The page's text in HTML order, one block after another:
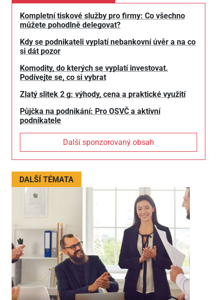
Kompletní tiskové služby pro firmy: Co všechno
můžete pohodlně delegovat?
Kdy se podnikateli vyplatí nebankovní úvěr a na co
si dát pozor
Komodity, do kterých se vyplatí investovat.
Podívejte se, co si vybrat
Zlatý slitek 2 g: výhody, cena a praktické využití
Půjčka na podnikání: Pro OSVČ a aktivní
podnikatele
Další sponzorovaný obsah
DALŠÍ TÉMATA